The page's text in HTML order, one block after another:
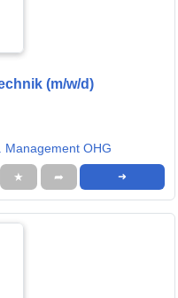
(m/w/d)
Management OHG
★ ➦ ➜